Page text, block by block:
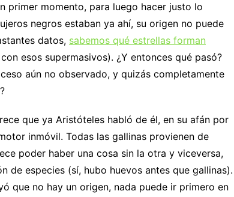
primer momento, para luego hacer justo lo
negros estaban ya ahí, su origen no puede
datos, sabemos qué estrellas forman
esos supermasivos). ¿Y entonces qué pasó?
aún no observado, y quizás completamente
que ya Aristóteles habló de él, en su afán por
inmóvil. Todas las gallinas provienen de
poder haber una cosa sin la otra y viceversa,
de especies (sí, hubo huevos antes que gallinas).
que no hay un origen, nada puede ir primero en